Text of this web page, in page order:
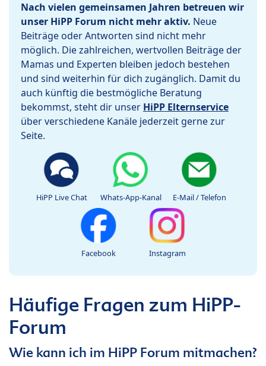
Nach vielen gemeinsamen Jahren betreuen wir
unser HiPP Forum nicht mehr aktiv. Neue
Beiträge oder Antworten sind nicht mehr
möglich. Die zahlreichen, wertvollen Beiträge der
Mamas und Experten bleiben jedoch bestehen
und sind weiterhin für dich zugänglich. Damit du
auch künftig die bestmögliche Beratung
bekommst, steht dir unser HiPP Elternservice
über verschiedene Kanäle jederzeit gerne zur
Seite.
HiPP Live Chat Whats-App-Kanal E-Mail / Telefon
Facebook Instagram
Häufige Fragen zum HiPP-
Forum
Wie kann ich im HiPP Forum mitmachen?